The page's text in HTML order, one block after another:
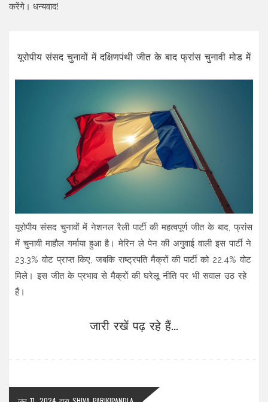
करेंगे। धन्यवाद!
यूरोपीय संसद चुनावों में दक्षिणपंथी जीत के बाद फ्रांस चुनावी मोड में
यूरोपीय संसद चुनावों में नेशनल रैली पार्टी की महत्वपूर्ण जीत के बाद, फ्रांस
में चुनावी माहौल गर्माया हुआ है। मेरिन ले पेन की अगुवाई वाली इस पार्टी ने
23.3% वोट प्राप्त किए, जबकि राष्ट्रपति मैक्रों की पार्टी को 22.4% वोट
मिले। इस जीत के प्रभाव से मैक्रों की घरेलू नीति पर भी सवाल उठ रहे
हैं।
जारी रखें पढ़ रहे हैं...